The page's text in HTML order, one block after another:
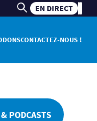
EN DIRECT
DONSCONTACTEZ-NOUS !
PODCASTS